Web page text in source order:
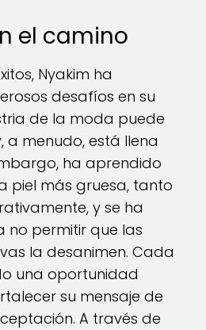
el camino
Nyakim ha
desafíos en su
de la moda puede
a menudo, está llena
ha aprendido
piel más gruesa, tanto
y se ha
permitir que las
la desanimen. Cada
una oportunidad
su mensaje de
A través de